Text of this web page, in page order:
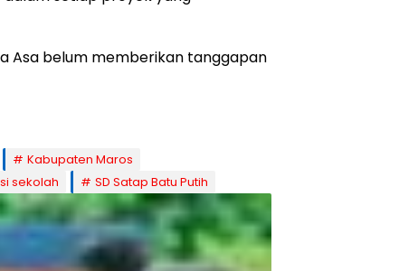
Asa belum memberikan tanggapan
Kabupaten Maros
sekolah SD Satap Batu Putih